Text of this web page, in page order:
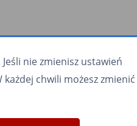
nie zmienisz ustawień
chwili możesz zmienić